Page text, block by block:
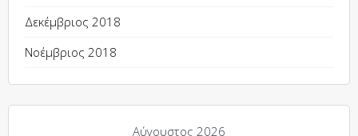
Δεκέμβριος 2018
Νοέμβριος 2018
Αύγουστος 2026